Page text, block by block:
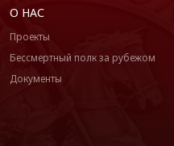
О НАС
Проекты
Бессмертный полк за рубежом
Документы